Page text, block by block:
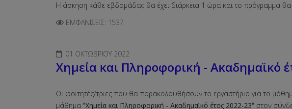
Η άσκηση κάθε εβδομάδας θα έχει διάρκεια 1 ώρα και το πρόγραμμα θα
ΕΜΦΑΝΊΣΕΙΣ: 1537
01 ΟΚΤΩΒΡΊΟΥ 2022
Χημεία και Πληροφορική - Ακαδημαϊκό
Οι φοιτητές/τριες που θα παρακoλουθήσουν το εργαστήριο για το
μάθημα "Χημεία και Πληροφορική - Ακαδημαϊκό έτος 2022-23" στον